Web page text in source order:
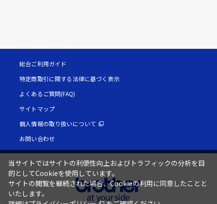
総合ご利用ガイド
特定商取引に関する法律に基づく表示
よくあるご質問(FAQ)
サイトマップ
個人情報の取り扱いについて
お問い合わせ
当サイトではサイトの利便性向上およびトラフィックの分析を目
的としてCookieを使用しています。
サイトの閲覧を継続された場合、Cookieの利用に同意したことと
いたします。